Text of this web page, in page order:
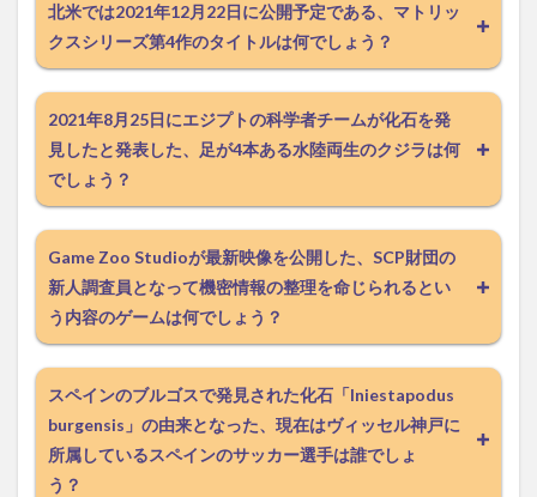
北米では2021年12月22日に公開予定である、マトリッ
クスシリーズ第4作のタイトルは何でしょう？
2021年8月25日にエジプトの科学者チームが化石を発
見したと発表した、足が4本ある水陸両生のクジラは何
でしょう？
Game Zoo Studioが最新映像を公開した、SCP財団の
新人調査員となって機密情報の整理を命じられるとい
う内容のゲームは何でしょう？
スペインのブルゴスで発見された化石「Iniestapodus
burgensis」の由来となった、現在はヴィッセル神戸に
所属しているスペインのサッカー選手は誰でしょ
う？